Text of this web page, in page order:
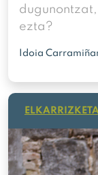
ezta?
Idoia